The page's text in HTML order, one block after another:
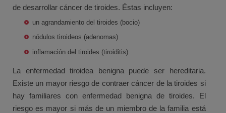
de desarrollar cáncer de tiroides. Éstas incluyen:
un agrandamiento del tiroides (bocio)
nódulos tiroideos (adenomas)
inflamación del tiroides (tiroiditis)
La enfermedad tiroidea benigna puede ser hereditaria.
Existe un mayor riesgo de contraer cáncer de la tiroides si
hay familiares con enfermedad benigna de tiroides. El
riesgo es mayor si más de un miembro de la familia está